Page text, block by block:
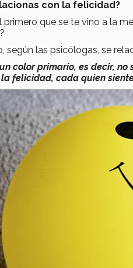
con la felicidad?
primero que se te vino a la
según las psicólogas, se
color primario, es decir,
felicidad, cada quien